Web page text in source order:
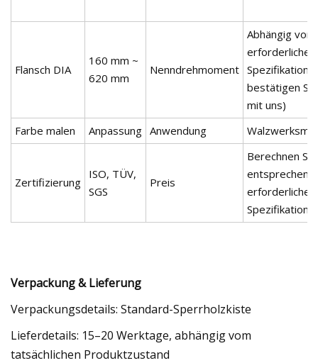
Flansch DIA
160 mm ~
620 mm
Nenndrehmoment
Abhängig von
erforderlichen
Spezifikation
bestätigen
mit uns)
Farbe malen
Anpassung Anwendung
Zertifizierung
ISO, TÜV,
SGS
Preis
Berechnen Sie
erforderlichen
Spezifikation
Verpackung & Lieferung
Verpackungsdetails: Standard-Sperrholzkiste
Lieferdetails: 15–20 Werktage, abhängig vom
tatsächlichen Produktzustand